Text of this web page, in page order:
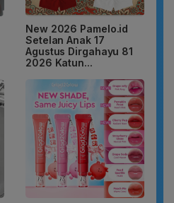
New 2026 Pamelo.id
Setelan Anak 17
Agustus Dirgahayu 81
2026 Katun...